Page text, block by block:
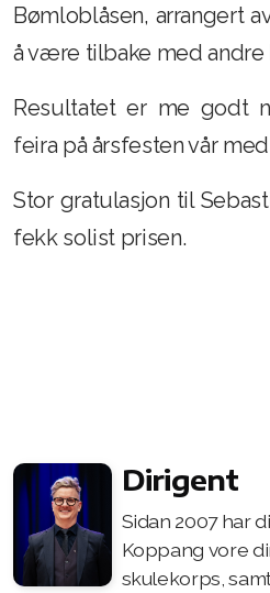
Bømloblåsen, arrangert
å være tilbake med andre
Resultatet er me godt
feira på årsfesten vår med
Stor gratulasjon til
fekk solist prisen.
Dirigent
Sidan 2007 har
Koppang vore
skulekorps,